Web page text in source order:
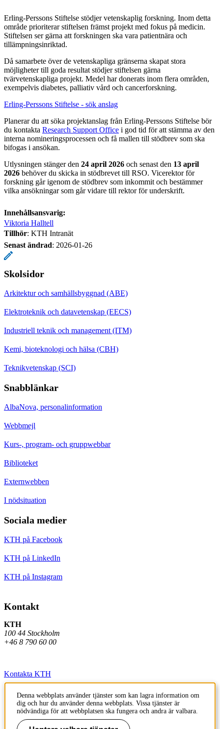
Erling-Perssons Stiftelse stödjer vetenskaplig forskning. Inom detta
område prioriterar stiftelsen främst projekt med fokus på medicin.
Stiftelsen ser gärna att forskningen ska vara patientnära och
tillämpningsinriktad.
Då samarbete över de vetenskapliga gränserna skapat stora
möjligheter till goda resultat stödjer stiftelsen gärna
tvärvetenskapliga projekt. Medel har donerats inom flera områden,
exempelvis diabetes, palliativ vård och cancerforskning.
Erling-Perssons Stiftelse - sök anslag
Planerar du att söka projektanslag från Erling-Perssons Stiftelse bör
du kontakta Research Support Office i god tid för att stämma av den
interna nomineringsprocessen och få mallen till stödbrev som ska
bifogas i ansökan.
Utlysningen stänger den 24 april 2026 och senast den 13 april
2026 behöver du skicka in stödbrevet till RSO. Vicerektor för
forskning går igenom de stödbrev som inkommit och bestämmer
vilka ansökningar som går vidare till rektor för underskrift.
Innehållsansvarig:
Viktoria Halltell
Tillhör: KTH Intranät
Senast ändrad: 2026-01-26
Skolsidor
Arkitektur och samhällsbyggnad (ABE)
Elektroteknik och datavetenskap (EECS)
Industriell teknik och management (ITM)
Kemi, bioteknologi och hälsa (CBH)
Teknikvetenskap (SCI)
Snabblänkar
AlbaNova, personalinformation
Webbmejl
Kurs-, program- och gruppwebbar
Biblioteket
Externwebben
I nödsituation
Sociala medier
KTH på Facebook
KTH på LinkedIn
KTH på Instagram
Kontakt
KTH
100 44 Stockholm
+46 8 790 60 00
Kontakta KTH
Jobba på KTH
Press och media
Denna webbplats använder tjänster som kan lagra information om
dig och hur du använder denna webbplats. Vissa tjänster är
nödvändiga för att webbplatsen ska fungera och andra är valbara.